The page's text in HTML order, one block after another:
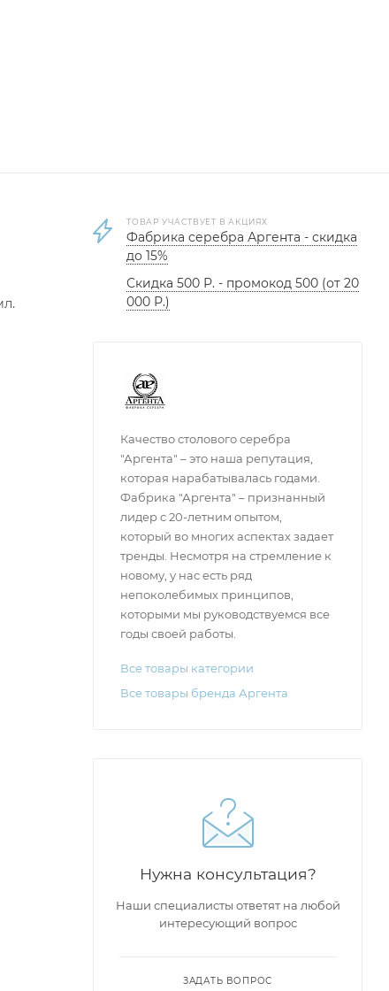
ТОВАР УЧАСТВУЕТ В АКЦИЯХ
Фабрика серебра Аргента - скидка
до 15%
Скидка 500 Р. - промокод 500 (от 20
000 Р.)
Качество столового серебра
"Аргента" – это наша репутация,
которая нарабатывалась годами.
Фабрика "Аргента" – признанный
лидер с 20-летним опытом,
который во многих аспектах задает
тренды. Несмотря на стремление к
новому, у нас есть ряд
непоколебимых принципов,
которыми мы руководствуемся все
годы своей работы.
Все товары категории
Все товары бренда Аргента
Нужна консультация?
Наши специалисты ответят на любой
интересующий вопрос
ЗАДАТЬ ВОПРОС